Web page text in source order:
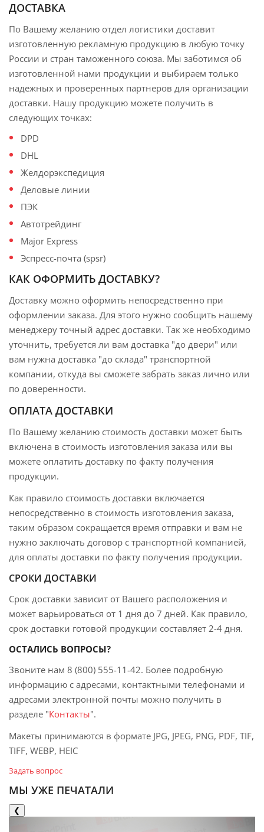
ДОСТАВКА
По Вашему желанию отдел логистики доставит
изготовленную рекламную продукцию в любую точку
России и стран таможенного союза. Мы заботимся об
изготовленной нами продукции и выбираем только
надежных и проверенных партнеров для организации
доставки. Нашу продукцию можете получить в
следующих точках:
DPD
DHL
Желдорэкспедиция
Деловые линии
ПЭК
Автотрейдинг
Major Express
Эспресс-почта (spsr)
КАК ОФОРМИТЬ ДОСТАВКУ?
Доставку можно оформить непосредственно при
оформлении заказа. Для этого нужно сообщить нашему
менеджеру точный адрес доставки. Так же необходимо
уточнить, требуется ли вам доставка "до двери" или
вам нужна доставка "до склада" транспортной
компании, откуда вы сможете забрать заказ лично или
по доверенности.
ОПЛАТА ДОСТАВКИ
По Вашему желанию стоимость доставки может быть
включена в стоимость изготовления заказа или вы
можете оплатить доставку по факту получения
продукции.
Как правило стоимость доставки включается
непосредственно в стоимость изготовления заказа,
таким образом сокращается время отправки и вам не
нужно заключать договор с транспортной компанией,
для оплаты доставки по факту получения продукции.
СРОКИ ДОСТАВКИ
Срок доставки зависит от Вашего расположения и
может варьироваться от 1 дня до 7 дней. Как правило,
срок доставки готовой продукции составляет 2-4 дня.
ОСТАЛИСЬ ВОПРОСЫ?
Звоните нам 8 (800) 555-11-42. Более подробную
информацию с адресами, контактными телефонами и
адресами электронной почты можно получить в
разделе "Контакты".
Макеты принимаются в формате JPG, JPEG, PNG, PDF, TIF,
TIFF, WEBP, HEIC
Задать вопрос
МЫ УЖЕ ПЕЧАТАЛИ
❮